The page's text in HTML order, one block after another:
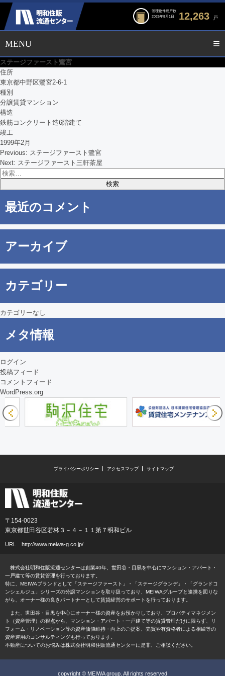
管理物件総戸数
2026年8月1日
12,263 戸
ステージファースト鷺宮
住所
東京都中野区鷺宮2-6-1
種別
分譲賃貸マンション
構造
鉄筋コンクリート造6階建て
竣工
1999年2月
投
稿
ビ
ゲ
ー
シ
ョ
ン
Previous: ステージファースト鷺宮
Next: ステージファースト三軒茶屋
検
索:
最近のコメント
アーカイブ
カテゴリー
カテゴリーなし
メタ情報
ログイン
投稿フィード
コメントフィード
WordPress.org
プライバシーポリシー アクセスマップ サイトマップ
〒154-0023
東京都世田谷区若林３－４－１１第７明和ビル
URL http://www.meiwa-g.co.jp/
株式会社明和住販流通センターは創業40年、世田谷・目黒を中心にマンション・アパート・
一戸建て等の賃貸管理を行っております。
特に、MEIWAブランドとして「ステージファースト」・「ステージグランデ」・「グランドコ
ンシェルジュ」シリーズの分譲マンションを取り扱っており、MEIWAグループと連携を図りな
がら、オーナー様の良きパートナーとして賃貸経営のサポートを行っております。
また、世田谷・目黒を中心にオーナー様の資産をお預かりしており、プロパティマネジメン
ト（資産管理）の視点から、マンション・アパート・一戸建て等の賃貸管理だけに限らず、リ
フォーム・リノベーション等の資産価値維持・向上のご提案、売買や有資格者による相続等の
資産運用のコンサルティングも行っております。
不動産についてのお悩みは株式会社明和住販流通センターに是非、ご相談ください。
copyright © MEIWA group. All rights reserved